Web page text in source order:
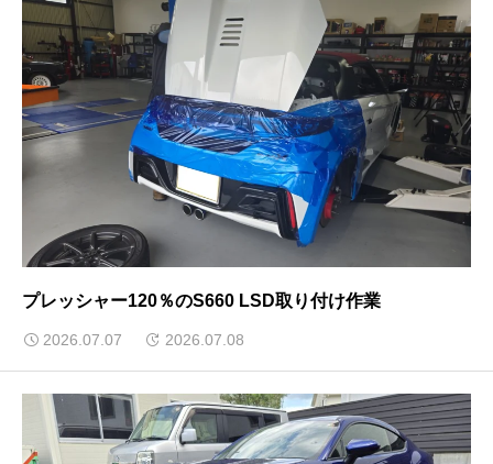
プレッシャー120％のS660 LSD取り付け作業
2026.07.07 2026.07.08